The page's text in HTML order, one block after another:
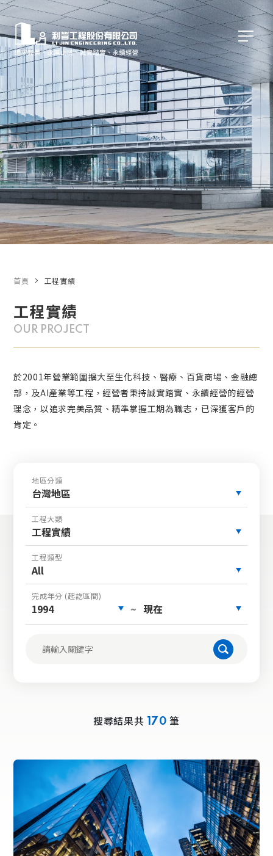
工程實績
OUR PROJECT
於2001年營業範圍擴大至生化科技、醫療、百貨商場、金融總
部，及AI產業等工程，經營者秉持誠實踏實、永續經營的經營
理念，以追求完美品質、精準掌握工期為職志，已深獲客戶的
肯定。
首頁 工程實績
地區分類
台灣地區
工程大類
工程實績
工程類型
All
完成年分 (起訖區間)
1994 ~ 現在
搜尋結果共 170 筆